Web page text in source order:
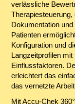
verlässliche
Dokumentation
Patienten
Konfiguration und
Langzeitprofilen
Einflussfaktoren.
erleichtert das
das vernetzte
Mit Accu-Chek